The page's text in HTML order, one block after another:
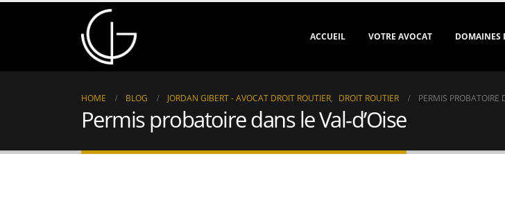
ACCUEIL VOTRE AVOCAT DOMAINES
HOME BLOG JORDAN GIBERT - AVOCAT DROIT ROUTIER, DROIT ROUTIER PERMIS PROBATOIRE
Permis probatoire dans le Val-d’Oise